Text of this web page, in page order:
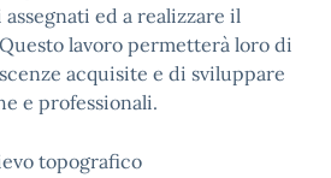
ed a realizzare il
lavoro permetterà loro di
acquisite e di sviluppare
e professionali.
topografico